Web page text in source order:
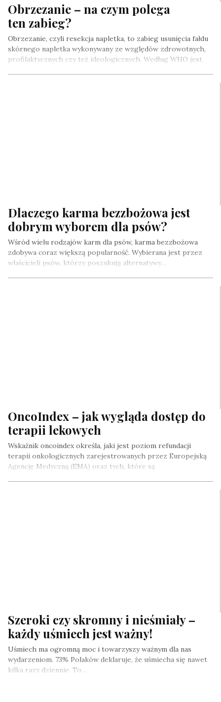
Obrzezanie – na czym polega
ten zabieg?
Obrzezanie, czyli resekcja napletka, to zabieg usunięcia fałdu
skórnego napletka wykonywany ze względów zdrowotnych,
profilaktycznych czy też ideologicznych. Według WHO jest
Dlaczego karma bezzbożowa jest
dobrym wyborem dla psów?
Wśród wielu rodzajów karm dla psów, karma bezzbożowa
zdobywa coraz większą popularność. Wybierana jest przez
właścicieli psów, którzy poszukują alternatywy…
OncoIndex – jak wygląda dostęp do
terapii lekowych
Wskaźnik oncoindex określa, jaki jest poziom refundacji
terapii onkologicznych zarejestrowanych przez Europejską
Agencję Medyczną (EMA) oraz tych, które są
Szeroki czy skromny i nieśmiały –
każdy uśmiech jest ważny!
Uśmiech ma ogromną moc i towarzyszy ważnym dla nas
wydarzeniom. 73% Polaków deklaruje, że uśmiecha się nawet
kilka razy dziennie. To…